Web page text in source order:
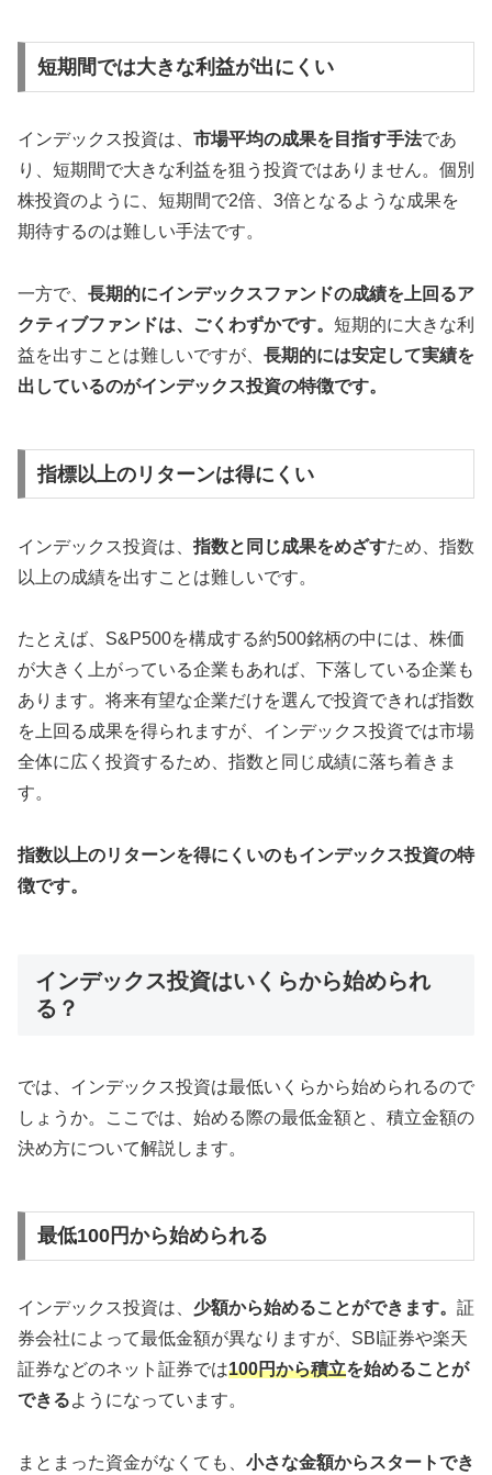
短期間では大きな利益が出にくい
インデックス投資は、 市場平均の成果を目指す手法であ
り、短期間で大きな利益を狙う投資ではありません。個別
株投資のように、短期間で2倍、3倍となるような成果を
期待するのは難しい手法です。
一方で、 長期的にインデックスファンドの成績を上回るア
クティブファンドは、ごくわずかです。 短期的に大きな利
益を出すことは難しいですが、 長期的には安定して実績を
出しているのがインデックス投資の特徴です。
指標以上のリターンは得にくい
インデックス投資は、 指数と同じ成果をめざすため、指数
以上の成績を出すことは難しいです。
たとえば、S&P500を構成する約500銘柄の中には、株価
が大きく上がっている企業もあれば、下落している企業も
あります。将来有望な企業だけを選んで投資できれば指数
を上回る成果を得られますが、インデックス投資では市場
全体に広く投資するため、指数と同じ成績に落ち着きま
す。
指数以上のリターンを得にくいのもインデックス投資の特
徴です。
インデックス投資はいくらから始められ
る？
では、インデックス投資は最低いくらから始められるので
しょうか。ここでは、始める際の最低金額と、積立金額の
決め方について解説します。
最低100円から始められる
インデックス投資は、 少額から始めることができます。 証
券会社によって最低金額が異なりますが、SBI証券や楽天
証券などのネット証券では100円から積立を始めることが
できるようになっています。
まとまった資金がなくても、 小さな金額からスタートでき